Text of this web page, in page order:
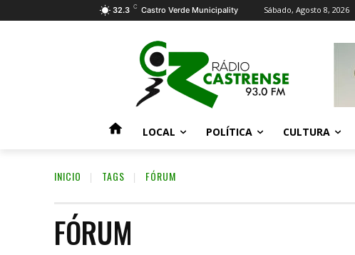
32.3 C Castro Verde Municipality Sábado, Agosto 8, 2026
LOCAL POLÍTICA CULTURA
INICIO TAGS FÓRUM
FÓRUM